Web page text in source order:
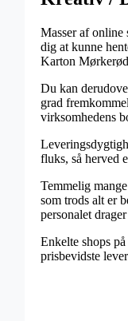
Masser af online
dig at kunne
Karton
Du kan
grad
virksomhedens
fluks, så herved
Temmelig
som trods alt er
personalet
Enkelte shops
prisbevidste